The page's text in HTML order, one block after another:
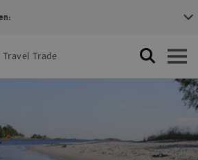
Travel Trade Suche Öffnen